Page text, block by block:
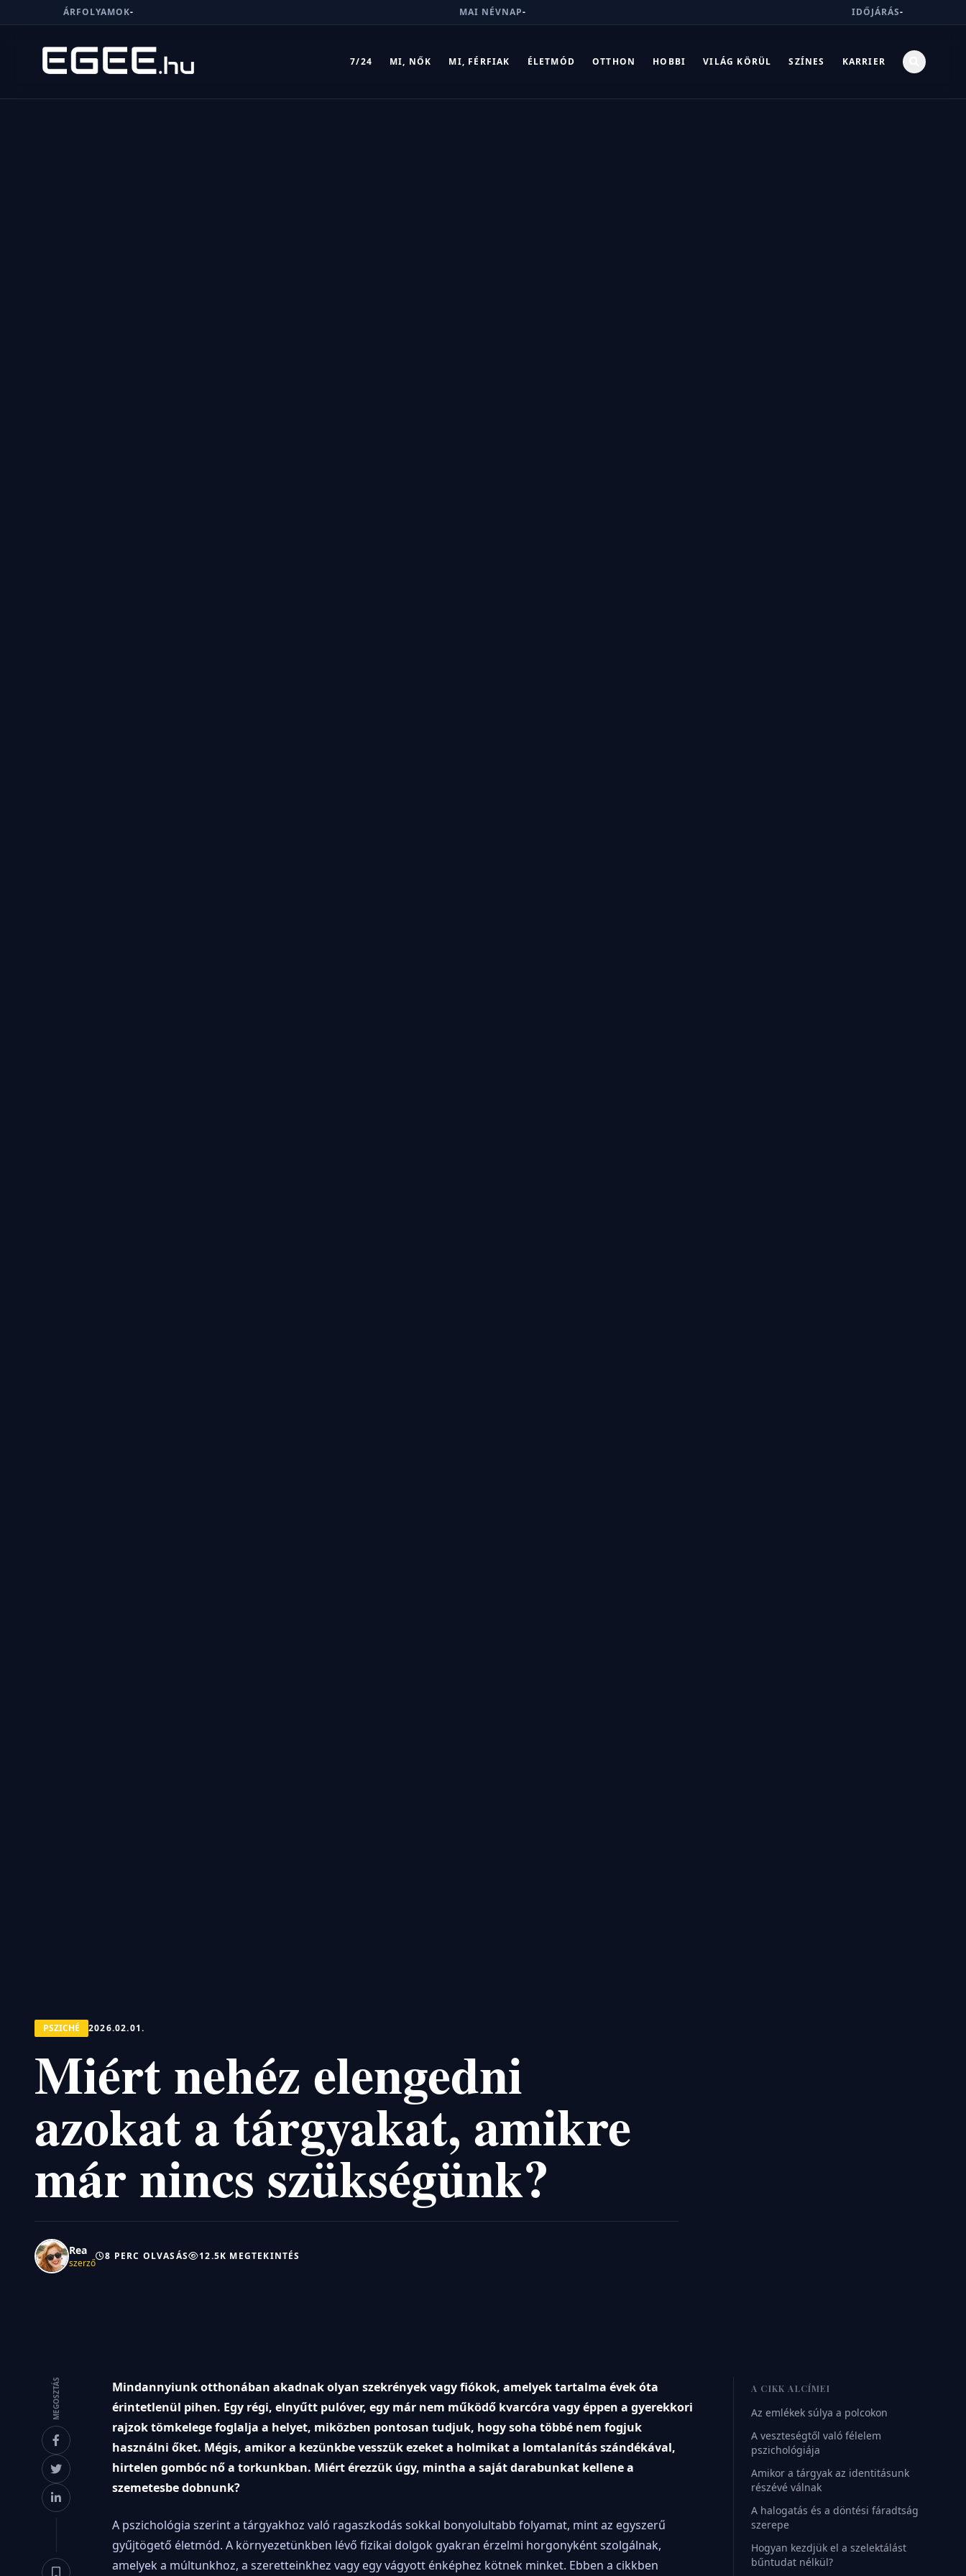
ÁRFOLYAMOK- MAI NÉVNAP- IDŐJÁRÁS-
7/24 MI, NŐK MI, FÉRFIAK ÉLETMÓD OTTHON HOBBI VILÁG KÖRÜL SZÍNES KARRIER
Menü
PSZICHÉ 2026.02.01.
Miért nehéz elengedni
azokat a tárgyakat, amikre
már nincs szükségünk?
Rea
szerző
8 PERC OLVASÁS 12.5K MEGTEKINTÉS
MEGOSZTÁS
Mindannyiunk otthonában akadnak olyan szekrények vagy fiókok, amelyek tartalma évek óta
érintetlenül pihen. Egy régi, elnyűtt pulóver, egy már nem működő kvarcóra vagy éppen a gyerekkori
rajzok tömkelege foglalja a helyet, miközben pontosan tudjuk, hogy soha többé nem fogjuk
használni őket. Mégis, amikor a kezünkbe vesszük ezeket a holmikat a lomtalanítás szándékával,
hirtelen gombóc nő a torkunkban. Miért érezzük úgy, mintha a saját darabunkat kellene a
szemetesbe dobnunk?
A pszichológia szerint a tárgyakhoz való ragaszkodás sokkal bonyolultabb folyamat, mint az egyszerű
gyűjtögető életmód. A környezetünkben lévő fizikai dolgok gyakran érzelmi horgonyként szolgálnak,
amelyek a múltunkhoz, a szeretteinkhez vagy egy vágyott énképhez kötnek minket. Ebben a cikkben
A CIKK ALCÍMEI
Az emlékek súlya a polcokon
A veszteségtől való félelem
pszichológiája
Amikor a tárgyak az identitásunk
részévé válnak
A halogatás és a döntési fáradtság
szerepe
Hogyan kezdjük el a szelektálást
bűntudat nélkül?